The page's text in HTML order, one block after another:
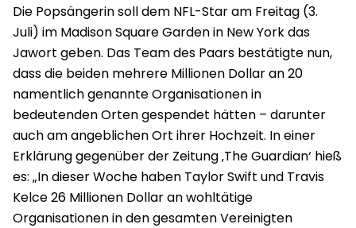
Die Popsängerin soll dem NFL-Star am Freitag (3.
Juli) im Madison Square Garden in New York das
Jawort geben. Das Team des Paars bestätigte nun,
dass die beiden mehrere Millionen Dollar an 20
namentlich genannte Organisationen in
bedeutenden Orten gespendet hätten – darunter
auch am angeblichen Ort ihrer Hochzeit. In einer
Erklärung gegenüber der Zeitung ‚The Guardian‘ hieß
es: „In dieser Woche haben Taylor Swift und Travis
Kelce 26 Millionen Dollar an wohltätige
Organisationen in den gesamten Vereinigten